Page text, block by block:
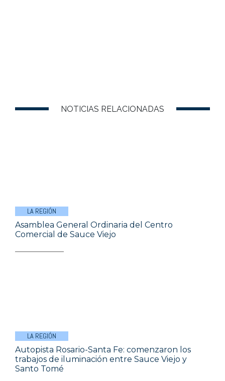
NOTICIAS RELACIONADAS
LA REGIÓN
Asamblea General Ordinaria del Centro
Comercial de Sauce Viejo
LA REGIÓN
Autopista Rosario-Santa Fe: comenzaron los
trabajos de iluminación entre Sauce Viejo y
Santo Tomé